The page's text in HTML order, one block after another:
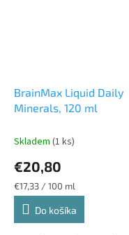
BrainMax Liquid Daily
Minerals, 120 ml
Skladem (1 ks)
€20,80
Jednotková
cena:
€17,33 / 100 ml
Do košíka